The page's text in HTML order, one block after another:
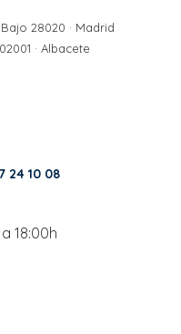
28020 · Madrid
· Albacete
24 10 08
18:00h